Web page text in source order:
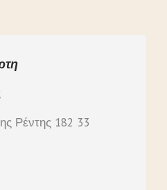
Ρέντης 182 33